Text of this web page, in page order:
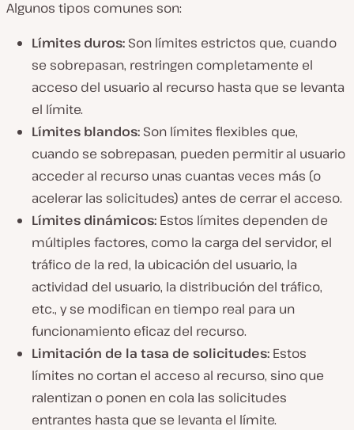
Algunos tipos comunes son:
Límites duros: Son límites estrictos que, cuando
se sobrepasan, restringen completamente el
acceso del usuario al recurso hasta que se levanta
el límite.
Límites blandos: Son límites flexibles que,
cuando se sobrepasan, pueden permitir al usuario
acceder al recurso unas cuantas veces más (o
acelerar las solicitudes) antes de cerrar el acceso.
Límites dinámicos: Estos límites dependen de
múltiples factores, como la carga del servidor, el
tráfico de la red, la ubicación del usuario, la
actividad del usuario, la distribución del tráfico,
etc., y se modifican en tiempo real para un
funcionamiento eficaz del recurso.
Limitación de la tasa de solicitudes: Estos
límites no cortan el acceso al recurso, sino que
ralentizan o ponen en cola las solicitudes
entrantes hasta que se levanta el límite.